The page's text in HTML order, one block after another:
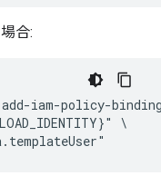
合:
iam-policy-
\